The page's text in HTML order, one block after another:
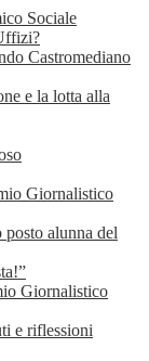
Sociale
Castromediano
e la lotta alla
Giornalistico
alunna del
Giornalistico
e riflessioni